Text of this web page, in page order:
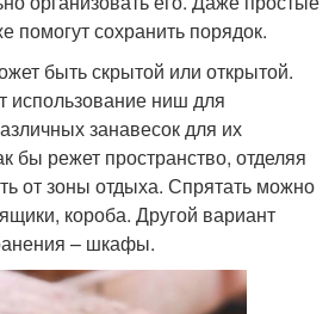
помогут сохранить порядок.
быть скрытой или открытой.
использование ниш для
занавесок для их
бы режет пространство, отделяя
от зоны отдыха. Спрятать можно
короба. Другой вариант
– шкафы.